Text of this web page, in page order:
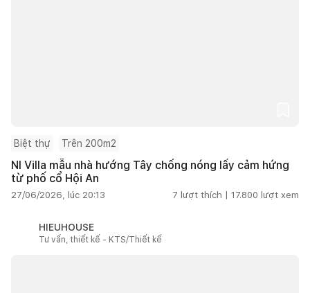
Biệt thự Trên 200m2
NI Villa mẫu nhà hướng Tây chống nóng lấy cảm hứng
từ phố cổ Hội An
27/06/2026, lúc 20:13 7 lượt thích | 17.800 lượt xem
HIEUHOUSE
Tư vấn, thiết kế - KTS/Thiết kế